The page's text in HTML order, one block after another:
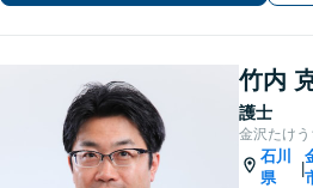
竹内
護士
金沢たけ
石川
県
|